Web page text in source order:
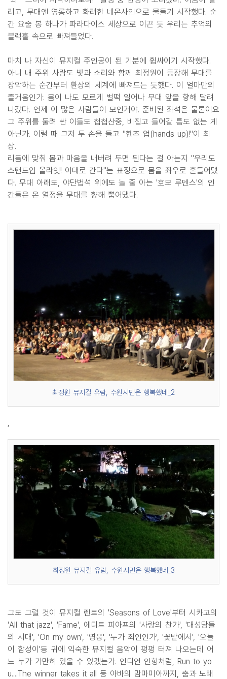
리고, 무대엔 영롱하고 화려한 네온사인으로 물들기 시작했다. 순
간 요술 봉 하나가 파라다이스 세상으로 이끈 듯 우리는 추억의
블랙홀 속으로 빠져들었다.
마치 나 자신이 뮤지컬 주인공이 된 기분에 휩싸이기 시작했다.
아니 내 주위 사람도 빛과 소리와 함께 최정원이 등장해 무대를
장악하는 순간부터 환상의 세계에 빠져드는 듯했다. 이 얼마만의
즐거움인가. 몸이 나도 모르게 벌떡 일어나 무대 앞을 향해 달려
나갔다. 언제 이 많은 사람들이 모인거야. 준비된 좌석은 물론이요
그 주위를 둘려 싼 이들도 첩첩산중, 비집고 들어갈 틈도 없는 게
아닌가. 이럴 때 그저 두 손을 들고 "헨즈 업(hands up)!"이 최
상.
리듬에 맞춰 몸과 마음을 내버려 두면 된다는 걸 아는지 "우리도
스탠드업 올라잇! 이대로 간다"는 표정으로 몸을 좌우로 흔들어댔
다. 무대 아래도, 야단법석 위에도 놀 줄 아는 '호모 루덴스'의 인
간들은 온 열정을 무대를 향해 뿜어댔다.
최정원 뮤지컬 유람, 수원시민은 행복했네_2
,
최정원 뮤지컬 유람, 수원시민은 행복했네_3
그도 그럴 것이 뮤지컬 렌트의 'Seasons of Love'부터 시카고의
'All that jazz', 'Fame', 에디트 피아프의 '사랑의 찬가', '대성당들
의 시대', 'On my own', '영웅', '누가 죄인인가', '꽃밭에서', '오늘
이 함성이'등 귀에 익숙한 뮤지컬 음악이 펑펑 터져 나오는데 어
느 누가 가만히 있을 수 있겠는가. 인디언 인형처럼, Run to yo
u....The winner takes it all 등 아바의 맘마미아까지, 춤과 노래